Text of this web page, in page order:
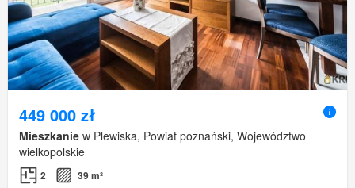
449 000 zł
Mieszkanie w Plewiska, Powiat poznański, Województwo
wielkopolskie
2 39 m²